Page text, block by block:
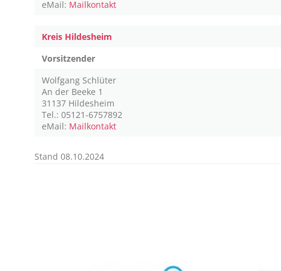
eMail: Mailkontakt
Kreis Hildesheim
Vorsitzender
Wolfgang Schlüter
An der Beeke 1
31137 Hildesheim
Tel.: 05121-6757892
eMail: Mailkontakt
Stand 08.10.2024